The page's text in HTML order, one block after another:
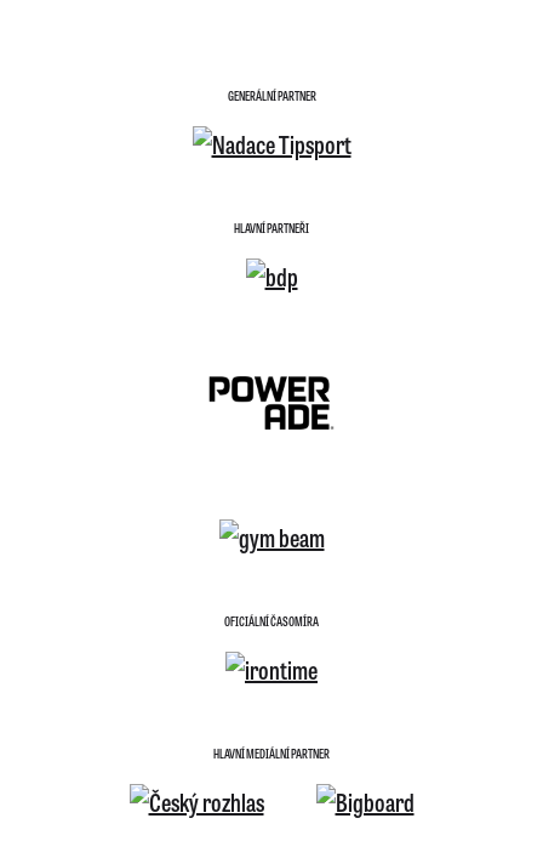
GENERÁLNÍ PARTNER
HLAVNÍ PARTNEŘI
OFICIÁLNÍ ČASOMÍRA
HLAVNÍ MEDIÁLNÍ PARTNER